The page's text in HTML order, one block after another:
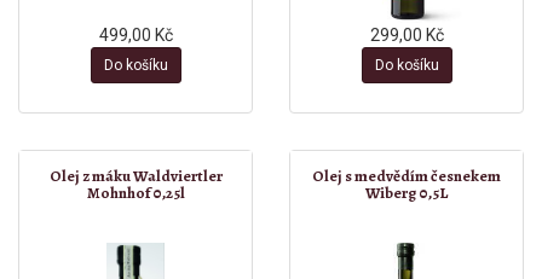
499,00 Kč
Do košíku
299,00 Kč
Do košíku
Olej z máku Waldviertler
Mohnhof 0,25l
Olej s medvědím česnekem
Wiberg 0,5L